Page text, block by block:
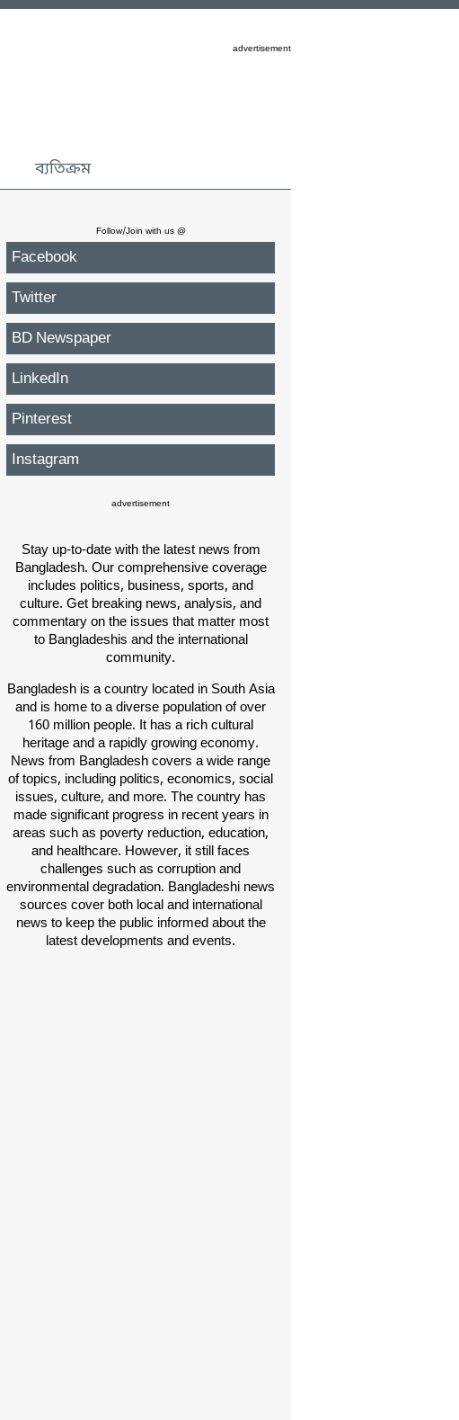
advertisement
ব্যতিক্রম
Follow/Join with us @
Facebook
Twitter
BD Newspaper
LinkedIn
Pinterest
Instagram
advertisement
Stay up-to-date with the latest news from
Bangladesh. Our comprehensive coverage
includes politics, business, sports, and
culture. Get breaking news, analysis, and
commentary on the issues that matter most
to Bangladeshis and the international
community.
Bangladesh is a country located in South Asia
and is home to a diverse population of over
160 million people. It has a rich cultural
heritage and a rapidly growing economy.
News from Bangladesh covers a wide range
of topics, including politics, economics, social
issues, culture, and more. The country has
made significant progress in recent years in
areas such as poverty reduction, education,
and healthcare. However, it still faces
challenges such as corruption and
environmental degradation. Bangladeshi news
sources cover both local and international
news to keep the public informed about the
latest developments and events.